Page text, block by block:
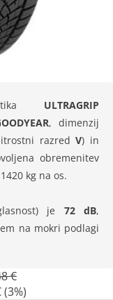
ULTRAGRIP
, dimenzij
razredV) in
obremenitev
kg na os.
je 72 dB,
na mokri podlagi
€
(3%)